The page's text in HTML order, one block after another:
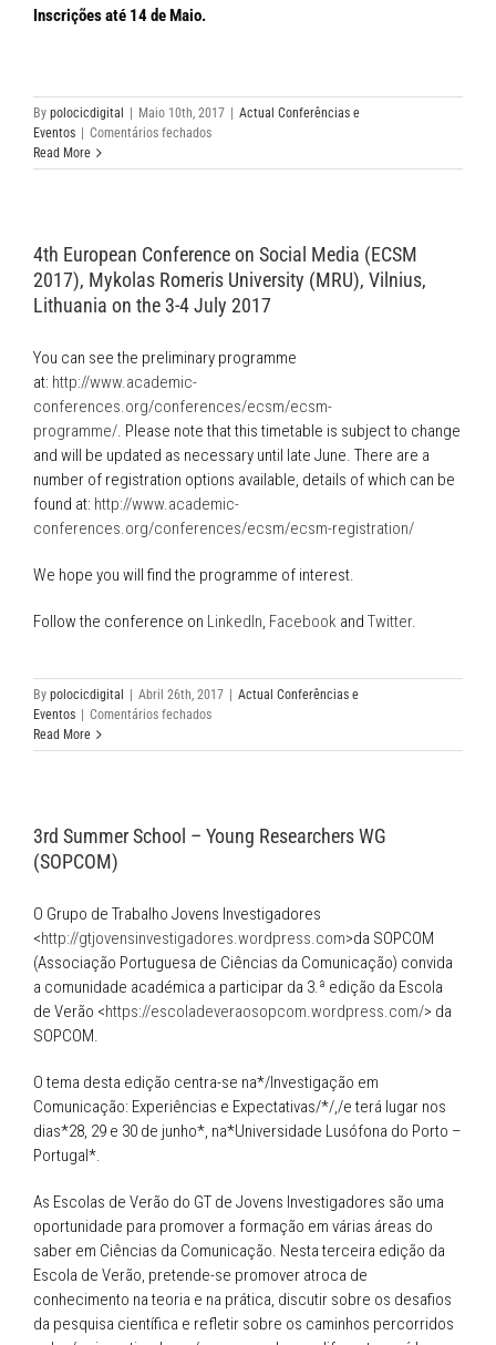
Inscrições até 14 de Maio.
By polocicdigital | Maio 10th, 2017 | Actual Conferências e
Eventos | Comentários fechadosem
APR
próximo
dia
20
de
14.º
Nacional
de
Radiodifusão
Read More
4th European Conference on Social Media (ECSM
2017), Mykolas Romeris University (MRU), Vilnius,
Lithuania on the 3-4 July 2017
You can see the preliminary programme
at: http://www.academic-
conferences.org/conferences/ecsm/ecsm-
programme/. Please note that this timetable is subject to change
and will be updated as necessary until late June. There are a
number of registration options available, details of which can be
found at: http://www.academic-
conferences.org/conferences/ecsm/ecsm-registration/
We hope you will find the programme of interest.
Follow the conference on LinkedIn, Facebook and Twitter.
By polocicdigital | Abril 26th, 2017 | Actual Conferências e
Eventos | Comentários fechadosem
European
Media
Romeris
University
Vilnius,
Lithuania
on
July
2017
Read More
3rd Summer School – Young Researchers WG
(SOPCOM)
O Grupo de Trabalho Jovens Investigadores
<http://gtjovensinvestigadores.wordpress.com>da SOPCOM
(Associação Portuguesa de Ciências da Comunicação) convida
a comunidade académica a participar da 3.ª edição da Escola
de Verão <https://escoladeveraosopcom.wordpress.com/> da
SOPCOM.
O tema desta edição centra-se na*/Investigação em
Comunicação: Experiências e Expectativas/*/,/e terá lugar nos
dias*28, 29 e 30 de junho*, na*Universidade Lusófona do Porto –
Portugal*.
As Escolas de Verão do GT de Jovens Investigadores são uma
oportunidade para promover a formação em várias áreas do
saber em Ciências da Comunicação. Nesta terceira edição da
Escola de Verão, pretende-se promover atroca de
conhecimento na teoria e na prática, discutir sobre os desafios
da pesquisa científica e refletir sobre os caminhos percorridos